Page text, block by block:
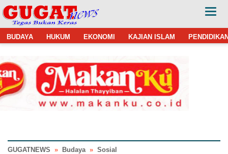
BUDAYA HUKUM EKONOMI KAJIAN ISLAM
GUGATNEWS » Budaya » Sosial